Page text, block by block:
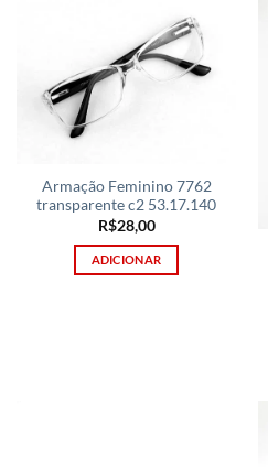
Armação Feminino 7762
transparente c2 53.17.140
R$28,00
ADICIONAR